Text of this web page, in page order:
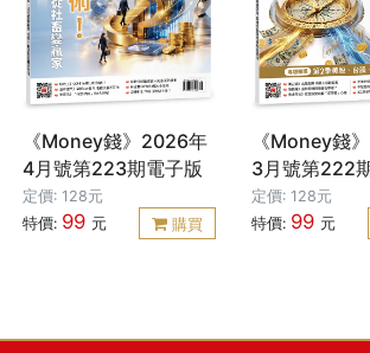
《Money錢》2026年
4月號第223期電子版
定價: 128元
特價: 99 元 購買
《Money錢
3月號第222
定價: 128元
特價: 99 元